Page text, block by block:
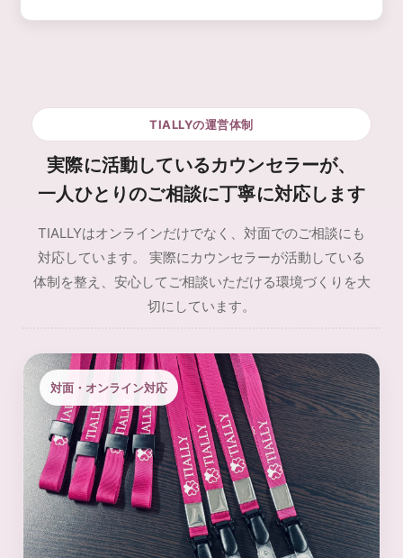
TIALLYの運営体制
実際に活動しているカウンセラーが、
一人ひとりのご相談に丁寧に対応します
TIALLYはオンラインだけでなく、対面でのご相談にも
対応しています。 実際にカウンセラーが活動している
体制を整え、安心してご相談いただける環境づくりを大
切にしています。
対面・オンライン対応